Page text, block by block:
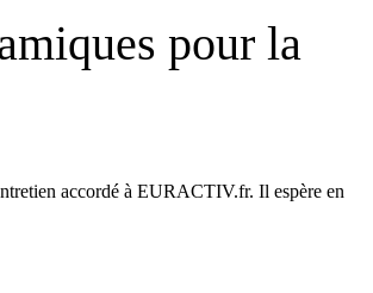
pour la
accordé à EURACTIV.fr. Il espère en